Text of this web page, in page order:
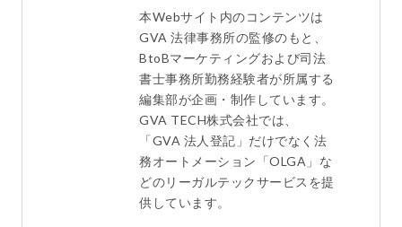
本Webサイト内のコンテンツは
GVA 法律事務所の監修のもと、
BtoBマーケティングおよび司法
書士事務所勤務経験者が所属する
編集部が企画・制作しています。
GVA TECH株式会社では、
「GVA 法人登記」だけでなく法
務オートメーション「OLGA」な
どのリーガルテックサービスを提
供しています。